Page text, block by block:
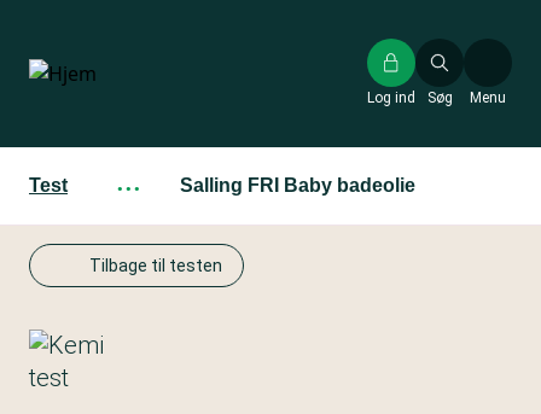
hovedindhold
Søg
Log ind Menu
Test ··· Salling FRI Baby badeolie
Tilbage til testen